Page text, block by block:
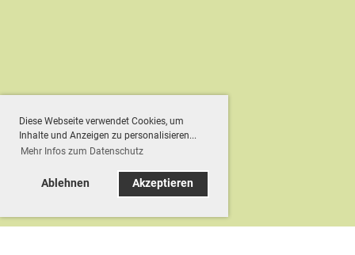
Diese Webseite verwendet Cookies, um
Inhalte und Anzeigen zu personalisieren...
Mehr Infos zum Datenschutz
Ablehnen Akzeptieren